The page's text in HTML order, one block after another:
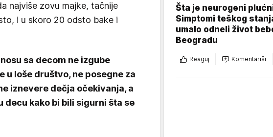
najviše zovu majke, tačnije
i u skoro 20 odsto bake i
sa decom ne izgube
u loše društvo, ne posegne za
iznevere dečja očekivanja, a
decu kako bi bili sigurni šta se
Šta je neurogeni
Simptomi teškog
umalo odneli život
Beogradu
Reaguj Komentariši